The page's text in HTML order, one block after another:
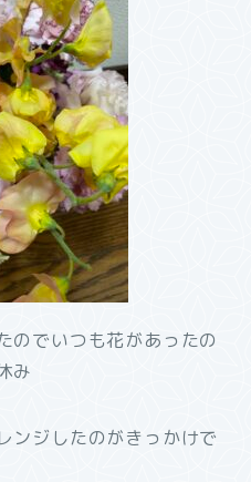
のでいつも花があったの
み
ンジしたのがきっかけで